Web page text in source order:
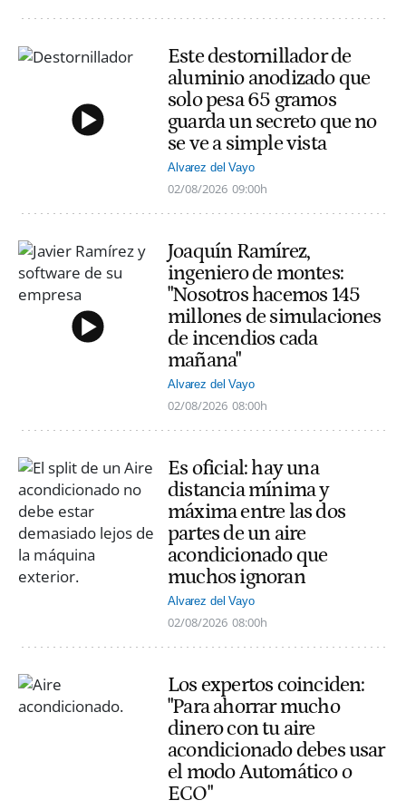
Este destornillador de
aluminio anodizado que
solo pesa 65 gramos
guarda un secreto que no
se ve a simple vista
Alvarez del Vayo
02/08/2026 09:00h
Joaquín Ramírez,
ingeniero de montes:
"Nosotros hacemos 145
millones de simulaciones
de incendios cada
mañana"
Alvarez del Vayo
02/08/2026 08:00h
Es oficial: hay una
distancia mínima y
máxima entre las dos
partes de un aire
acondicionado que
muchos ignoran
Alvarez del Vayo
02/08/2026 08:00h
Los expertos coinciden:
"Para ahorrar mucho
dinero con tu aire
acondicionado debes usar
el modo Automático o
ECO"